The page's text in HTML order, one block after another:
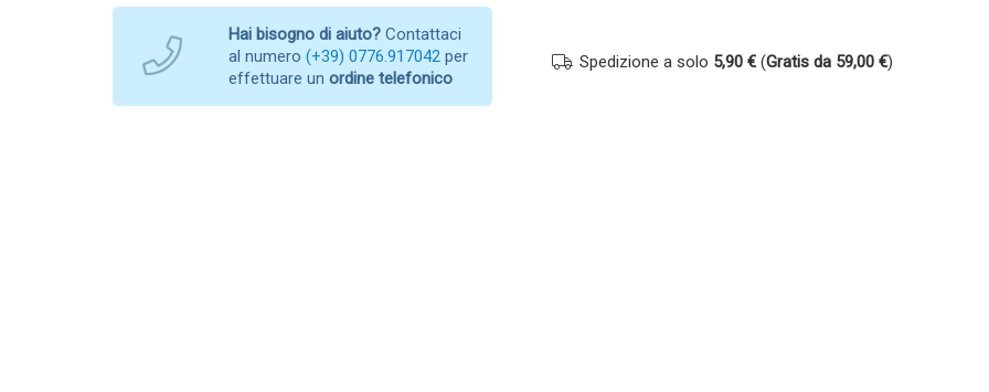
Hai bisogno di aiuto? Contattaci
al numero (+39) 0776.917042 per
effettuare un ordine telefonico
GIALLO
Spedizione a solo 5,90 € (Gratis da 59,00 €)